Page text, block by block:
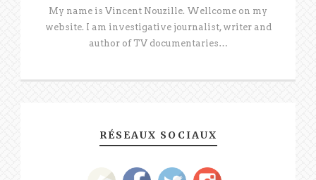
My name is Vincent Nouzille. Wellcome on my
website. I am investigative journalist, writer and
author of TV documentaries…
RÉSEAUX SOCIAUX